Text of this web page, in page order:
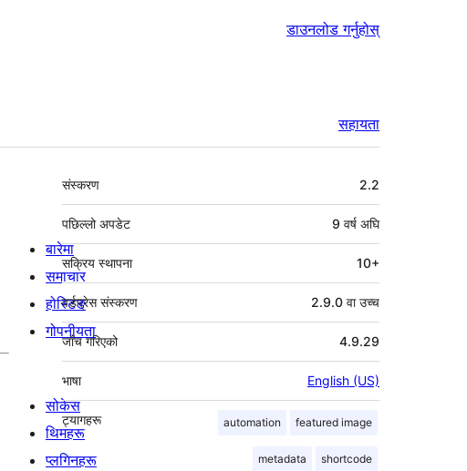
डाउनलोड गर्नुहोस्
सहायता
मेटा
संस्करण 2.2
पछिल्लो अपडेट 9 वर्ष अघि
सक्रिय स्थापना 10+
वर्डप्रेस संस्करण 2.9.0 वा उच्च
जाँच गरिएको 4.9.29
भाषा English (US)
ट्यागहरू automation featured image
metadata shortcode
बारेमा
समाचार
होस्टिङ
गोपनीयता
सोकेस
थिमहरू
प्लगिनहरू